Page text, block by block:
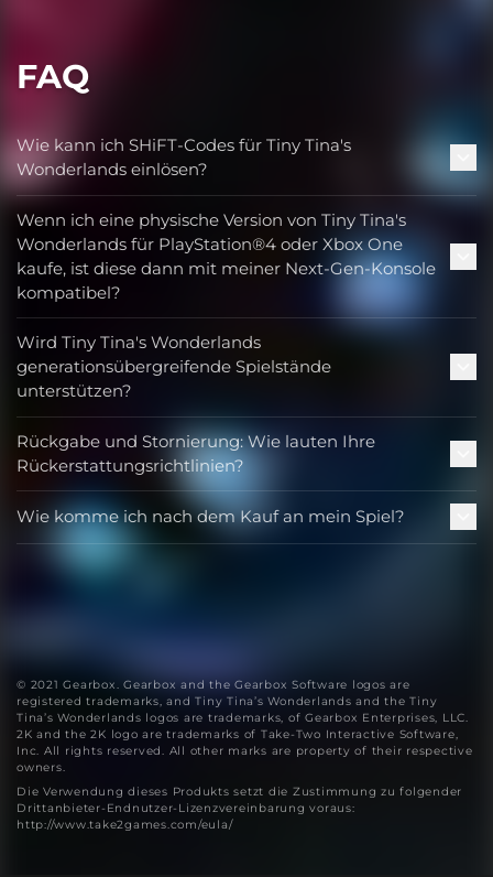
FAQ
Wie kann ich SHiFT-Codes für Tiny Tina's
Wonderlands einlösen?
Wenn ich eine physische Version von Tiny Tina's
Wonderlands für PlayStation®4 oder Xbox One
kaufe, ist diese dann mit meiner Next-Gen-Konsole
kompatibel?
Wird Tiny Tina's Wonderlands
generationsübergreifende Spielstände
unterstützen?
Rückgabe und Stornierung: Wie lauten Ihre
Rückerstattungsrichtlinien?
Wie komme ich nach dem Kauf an mein Spiel?
© 2021 Gearbox. Gearbox and the Gearbox Software logos are
registered trademarks, and Tiny Tina’s Wonderlands and the Tiny
Tina’s Wonderlands logos are trademarks, of Gearbox Enterprises, LLC.
2K and the 2K logo are trademarks of Take-Two Interactive Software,
Inc. All rights reserved. All other marks are property of their respective
owners.
Die Verwendung dieses Produkts setzt die Zustimmung zu folgender
Drittanbieter-Endnutzer-Lizenzvereinbarung voraus:
http://www.take2games.com/eula/